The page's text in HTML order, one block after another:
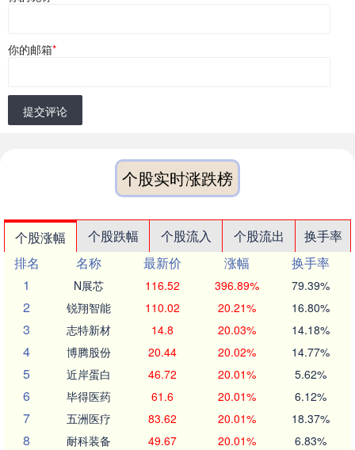
你的邮箱*
提交评论
个股实时涨跌榜
个股涨幅 个股跌幅 个股流入 个股流出
换手率
排名
名称 最新价 涨幅
换手率
1
N展芯 116.52 396.89% 79.39%
2 锐翔智能 110.02 20.21% 16.80%
3 志特新材 14.8 20.03% 14.18%
4 博腾股份 20.44 20.02% 14.77%
5 近岸蛋白 46.72 20.01% 5.62%
6 毕得医药 61.6 20.01% 6.12%
7 五洲医疗 83.62 20.01% 18.37%
8 耐科装备 49.67 20.01% 6.83%